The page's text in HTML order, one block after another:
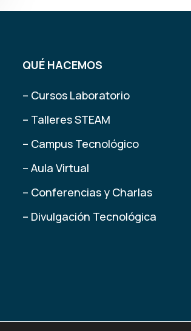
QUÉ HACEMOS
– Cursos Laboratorio
– Talleres STEAM
– Campus Tecnológico
– Aula Virtual
– Conferencias y Charlas
– Divulgación Tecnológica